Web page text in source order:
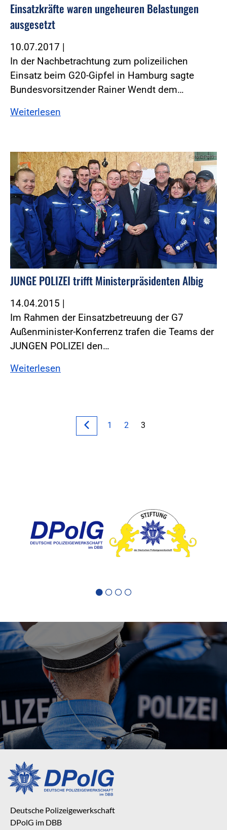
Einsatzkräfte waren ungeheuren Belastungen
ausgesetzt
10.07.2017 |
In der Nachbetrachtung zum polizeilichen
Einsatz beim G20-Gipfel in Hamburg sagte
Bundesvorsitzender Rainer Wendt dem…
Weiterlesen
Foto:DPolG
JUNGE POLIZEI trifft Ministerpräsidenten Albig
14.04.2015 |
Im Rahmen der Einsatzbetreuung der G7
Außenminister-Konferrenz trafen die Teams der
JUNGEN POLIZEI den…
Weiterlesen
1 2 3
Deutsche Polizeigewerkschaft
DPolG im DBB